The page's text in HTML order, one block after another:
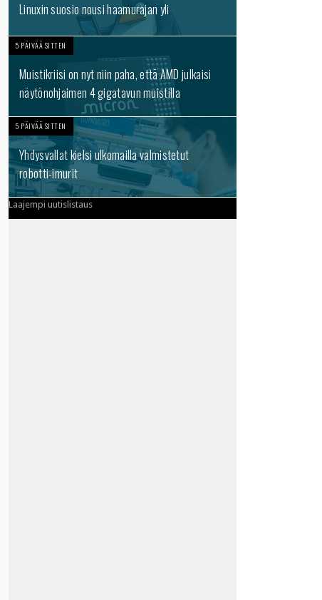
Linuxin suosio nousi haamurajan yli
5 PÄIVÄÄ SITTEN
Muistikriisi on nyt niin paha, että AMD julkaisi
näytönohjaimen 4 gigatavun muistilla
5 PÄIVÄÄ SITTEN
Yhdysvallat kielsi ulkomailla valmistetut
robotti-imurit
Laajempi uutislistaus